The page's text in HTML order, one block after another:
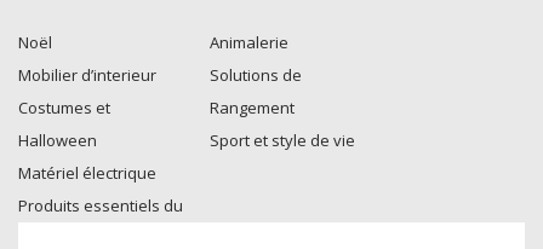
Noël
Mobilier d’interieur
Costumes et
Halloween
Matériel électrique
Produits essentiels du
Animalerie
Solutions de
Rangement
Sport et style de vie